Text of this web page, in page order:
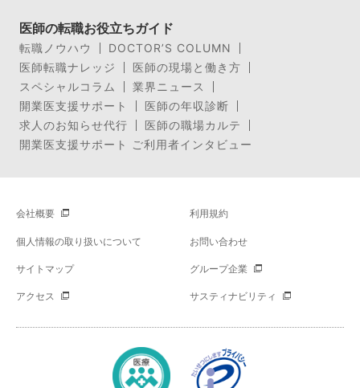
医師の転職お役立ちガイド
転職ノウハウ
DOCTOR’S COLUMN
医師転職ナレッジ
医師の現場と働き方
スペシャルコラム
業界ニュース
開業医支援サポート
医師の年収診断
求人のお知らせ代行
医師の職場カルテ
開業医支援サポート ご利用者インタビュー
会社概要 利用規約
個人情報の取り扱いについて お問い合わせ
サイトマップ グループ企業
アクセス サスティナビリティ